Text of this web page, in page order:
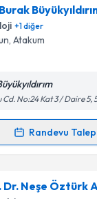
Takvim Talebini
Banu Gülşeniçin
Size bu
hazırlandığında e-
verilerimin
işlenmesini kabul
+1diğer
, Atakum
No:24 Kat 3 / Daire 5,
Randevu
Takvimi Talebi
için
Dr. Neşe Öztürk